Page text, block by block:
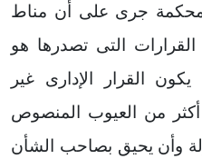
جرى على أن مناط
القرارات التى تصدرها هو
القرار الإدارى غير
من العيوب المنصوص
وأن يحيق بصاحب الشأن